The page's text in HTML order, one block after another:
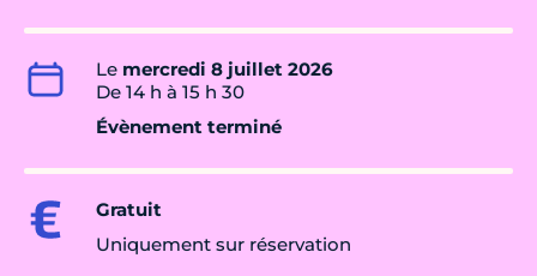
Le mercredi 8 juillet 2026
De 14 h à 15 h 30
Évènement terminé
Gratuit
Uniquement sur réservation